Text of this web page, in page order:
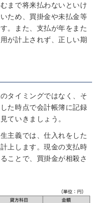
まで将来払わないといけ
ため、買掛金や未払金等
。また、支払が年をまた
が計上されず、正しい期
タイミングではなく、そ
た時点で会計帳簿に記録
ていきましょう。
主義では、仕入れをした
上します。現金の支払時
ことで、買掛金が相殺さ